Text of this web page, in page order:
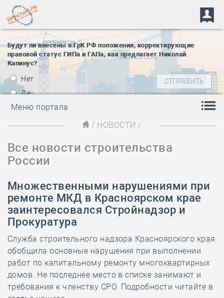
Будут ли внесены в ГрК РФ положения, корректирующие
правовой статус ГИПа и ГАПа, как предлагает Николай
Капинус?
Нет
Да
Меню портала
/ НОВОСТИ /
Все новости строительства
России
Множественными нарушениями при
ремонте МКД в Красноярском крае
заинтересовался Стройнадзор и
Прокуратура
Служба строительного надзора Красноярского края
обобщила основные нарушения при выполнении
работ по капитальному ремонту многоквартирных
домов. Не последнее место в списке занимают и
требования к членству СРО. Подробности читайте в